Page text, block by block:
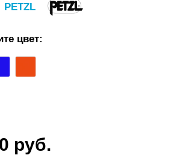
PETZL
цвет:
руб.